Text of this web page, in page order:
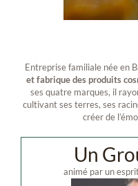
Entreprise familiale née en
et fabrique des produits
ses quatre marques, il
cultivant ses terres, ses
créer de
Un
animé par un